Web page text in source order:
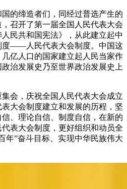
的缔造者们，同经过普选产生的
召开了第一届全国人民代表大会
民共和国宪法》，从此建立起中
度——人民代表大会制度。中国这
亿人口的国家建立起人民当家作
治发展史乃至世界政治发展史上
，庆祝全国人民代表大会成立
大会制度建立和发展的历程，坚
、理论自信、制度自信，在新的
表大会制度，更好组织和动员全
年”奋斗目标、实现中华民族伟大